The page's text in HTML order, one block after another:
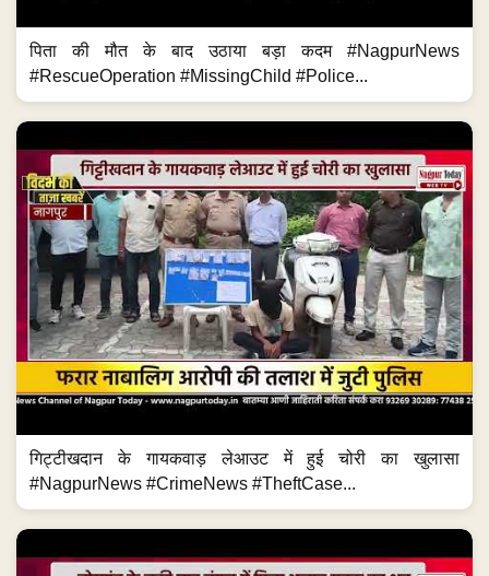
पिता की मौत के बाद उठाया बड़ा कदम #NagpurNews
#RescueOperation #MissingChild #Police...
गिट्टीखदान के गायकवाड़ लेआउट में हुई चोरी का खुलासा
#NagpurNews #CrimeNews #TheftCase...